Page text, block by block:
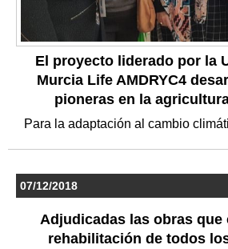
El proyecto liderado por la
Murcia Life AMDRYC4
pioneras en la
Para la adaptación al cambio
07/12/2018
Adjudicadas las obras que
rehabilitación de todos